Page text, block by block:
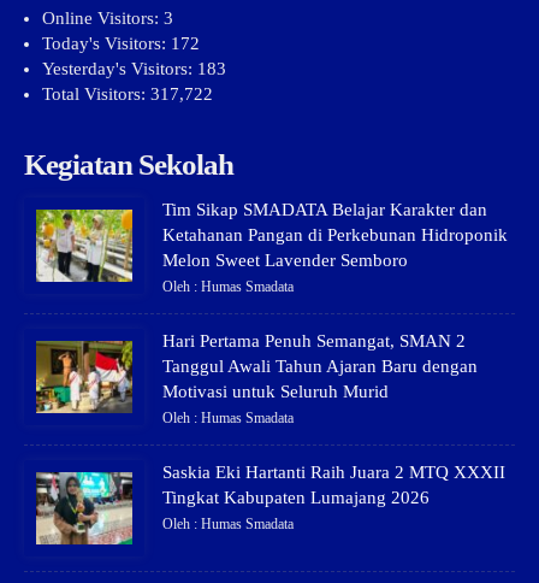
Online Visitors: 3
Today's Visitors: 172
Yesterday's Visitors: 183
Total Visitors: 317,722
Kegiatan Sekolah
Tim Sikap SMADATA Belajar Karakter dan
Ketahanan Pangan di Perkebunan Hidroponik
Melon Sweet Lavender Semboro
Oleh : Humas Smadata
Hari Pertama Penuh Semangat, SMAN 2
Tanggul Awali Tahun Ajaran Baru dengan
Motivasi untuk Seluruh Murid
Oleh : Humas Smadata
Saskia Eki Hartanti Raih Juara 2 MTQ XXXII
Tingkat Kabupaten Lumajang 2026
Oleh : Humas Smadata